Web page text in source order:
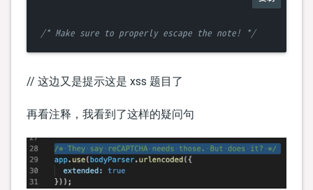
/* Make sure to properly escape the note! */
// 这边又是提示这是 xss 题目了
再看注释，我看到了这样的疑问句